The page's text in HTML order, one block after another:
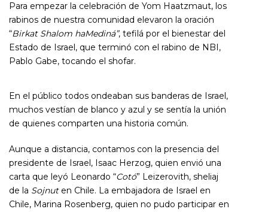
Para empezar la celebración de Yom Haatzmaut, los
rabinos de nuestra comunidad elevaron la oración
“Birkat Shalom haMediná”, tefilá por el bienestar del
Estado de Israel, que terminó con el rabino de NBI,
Pablo Gabe, tocando el shofar.
En el público todos ondeaban sus banderas de Israel,
muchos vestían de blanco y azul y se sentía la unión
de quienes comparten una historia común.
Aunque a distancia, contamos con la presencia del
presidente de Israel, Isaac Herzog, quien envió una
carta que leyó Leonardo “Cotó” Leizerovith, sheliaj
de la Sojnuten Chile. La embajadora de Israel en
Chile, Marina Rosenberg, quien no pudo participar en